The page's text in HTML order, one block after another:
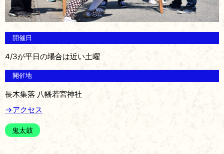
開催日
4/3が平日の場合は近い土曜
開催地
長木集落 八幡若宮神社
→アクセス
鬼太鼓